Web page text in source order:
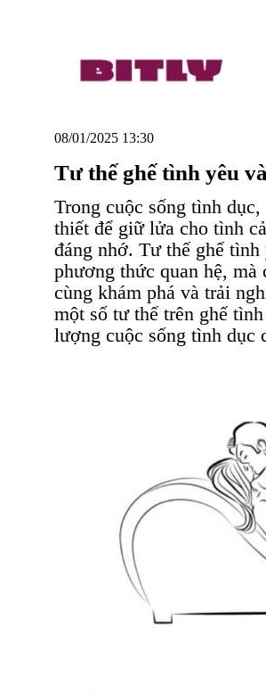
08/01/2025 13:30
Tư thế ghế tình yêu
Trong cuộc sống tình
thiết để giữ lửa cho tình
đáng nhớ. Tư thế ghế
phương thức quan hệ,
cùng khám phá và trải
một số tư thế trên ghế
lượng cuộc sống tình dục